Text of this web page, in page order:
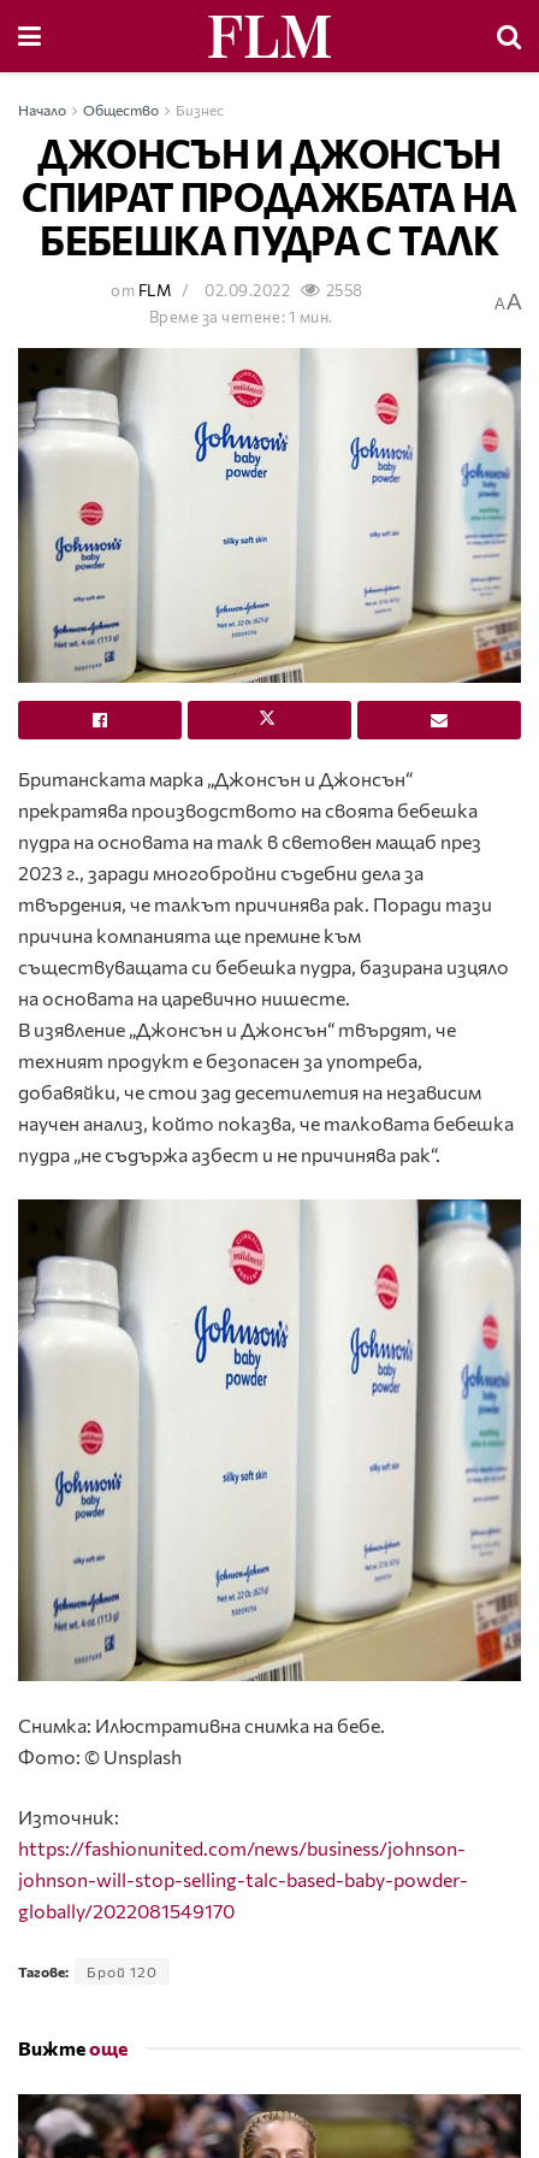
Начало Общество Бизнес
ДЖОНСЪН И ДЖОНСЪН
СПИРАТ ПРОДАЖБАТА НА
БЕБЕШКА ПУДРА С ТАЛК
от FLM 02.09.2022
2558
Време за четене: 1 мин.
AA
Британската марка „Джонсън и Джонсън“
прекратява производството на своята бебешка
пудра на основата на талк в световен мащаб през
2023 г., заради многобройни съдебни дела за
твърдения, че талкът причинява рак. Поради тази
причина компанията ще премине към
съществуващата си бебешка пудра, базирана изцяло
на основата на царевично нишесте.
В изявление „Джонсън и Джонсън“ твърдят, че
техният продукт е безопасен за употреба,
добавяйки, че стои зад десетилетия на независим
научен анализ, който показва, че талковата бебешка
пудра „не съдържа азбест и не причинява рак“.
Снимка: Илюстративна снимка на бебе.
Фото: © Unsplash
Източник:
https://fashionunited.com/news/business/johnson-
johnson-will-stop-selling-talc-based-baby-powder-
globally/2022081549170
Тагове: Брой 120
Вижтеоще